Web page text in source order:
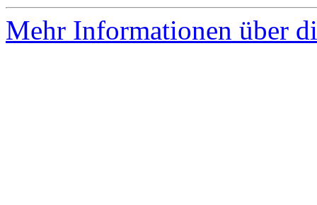
Mehr Informationen über